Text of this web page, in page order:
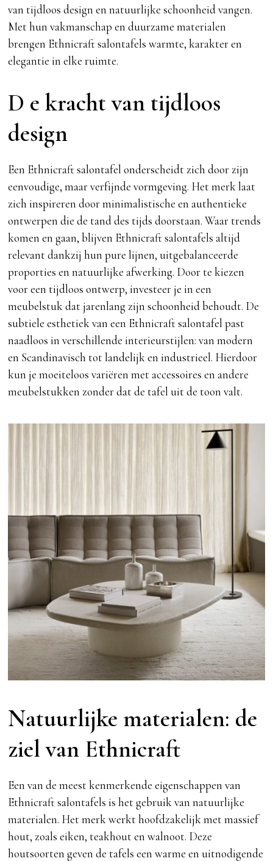
van tijdloos design en natuurlijke schoonheid vangen.
Met hun vakmanschap en duurzame materialen
brengen Ethnicraft salontafels warmte, karakter en
elegantie in elke ruimte.
D e kracht van tijdloos
design
Een Ethnicraft salontafel onderscheidt zich door zijn
eenvoudige, maar verfijnde vormgeving. Het merk laat
zich inspireren door minimalistische en authentieke
ontwerpen die de tand des tijds doorstaan. Waar trends
komen en gaan, blijven Ethnicraft salontafels altijd
relevant dankzij hun pure lijnen, uitgebalanceerde
proporties en natuurlijke afwerking. Door te kiezen
voor een tijdloos ontwerp, investeer je in een
meubelstuk dat jarenlang zijn schoonheid behoudt. De
subtiele esthetiek van een Ethnicraft salontafel past
naadloos in verschillende interieurstijlen: van modern
en Scandinavisch tot landelijk en industrieel. Hierdoor
kun je moeiteloos variëren met accessoires en andere
meubelstukken zonder dat de tafel uit de toon valt.
Natuurlijke materialen: de
ziel van Ethnicraft
Een van de meest kenmerkende eigenschappen van
Ethnicraft salontafels is het gebruik van natuurlijke
materialen. Het merk werkt hoofdzakelijk met massief
hout, zoals eiken, teakhout en walnoot. Deze
houtsoorten geven de tafels een warme en uitnodigende